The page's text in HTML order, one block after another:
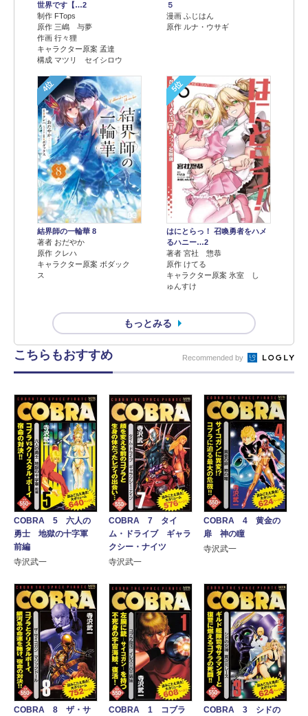
世界です【…2
制作 FTops
原作 三嶋 与夢
作画 行々狸
キャラクター原案 孟達
構成 マツリ セイシロウ
５
漫画 ふじはん
原作 ルナ・ウサギ
4位
結界師の一輪華 8
著者 おだやか
原作 クレハ
キャラクター原案 ボダック
ス
5位
はにとらっ！ 召喚勇者をハメ
るハニー…2
著者 宮社 惣恭
原作 けてる
キャラクター原案 氷室 し
ゅんすけ
もっとみる
こちらもおすすめ Recommended by
COBRA 5 六人の
勇士 地獄の十字軍
前編
寺沢武一
COBRA 7 タイ
ム・ドライブ ギャラ
クシー・ナイツ
寺沢武一
COBRA 4 黄金の
扉 神の瞳
寺沢武一
COBRA 8 ザ・サ
COBRA 1 コブラ
COBRA 3 シドの